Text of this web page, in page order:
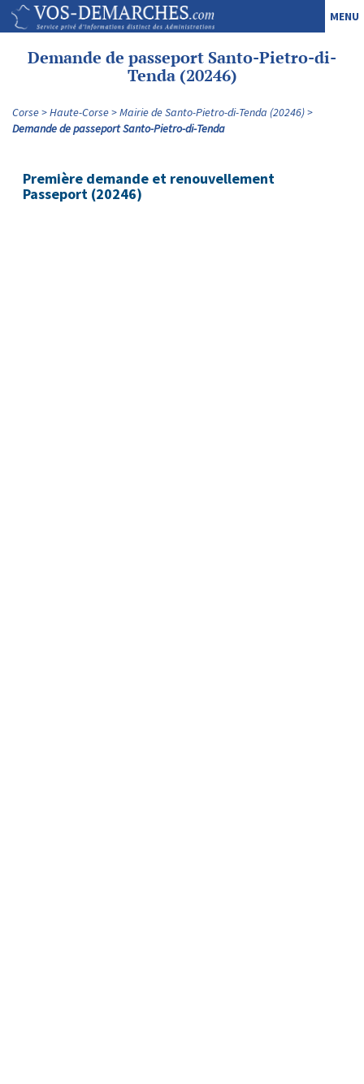
MENU
Demande de passeport Santo-Pietro-di-
Tenda (20246)
Corse Haute-Corse
Mairie de Santo-Pietro-di-Tenda (20246)
Demande de passeport Santo-Pietro-di-Tenda
Première demande et renouvellement
Passeport (20246)